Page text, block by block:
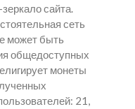
сайта.
сеть
может быть
общедоступных
монеты
21,